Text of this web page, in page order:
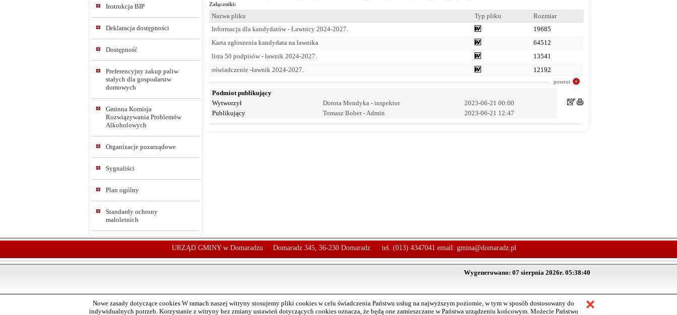
Instrukcja BIP
Deklaracja dostępności
Dostępność
Preferencyjny zakup paliw
stałych dla gospodarstw
domowych
Gminna Komisja
Rozwiązywania Problemów
Alkoholowych
Organizacje pozarządowe
Sygnaliści
Plan ogólny
Standardy ochrony
małoletnich
Załączniki:
Nazwa pliku Typ pliku
Rozmiar
Informacja dla kandydatów - Ławnicy 2024-2027.
19685
Karta zgłoszenia kandydata na ławnika
64512
lista 50 podpisów - ławnik 2024-2027.
13541
oświadczenie -ławnik 2024-2027.
12192
powrot
Podmiot publikujący
Wytworzył
Dorota Mendyka - inspektor
2023-06-21 00:00
Publikujący
Tomasz Bober - Admin 2023-06-21 12:47
URZĄD GMINY w Domaradzu Domaradz 345, 36-230 Domaradz tel. (013) 4347041 email: gmina@domaradz.pl
Wygenerowano: 07 sierpnia 2026r. 05:38:40
Nowe zasady dotyczące cookies W ramach naszej witryny stosujemy pliki cookies w celu świadczenia Państwu usług na najwyższym poziomie, w tym w sposób dostosowany do
indywidualnych potrzeb. Korzystanie z witryny bez zmiany ustawień dotyczących cookies oznacza, że będą one zamieszczane w Państwa urządzeniu końcowym. Możecie Państwo